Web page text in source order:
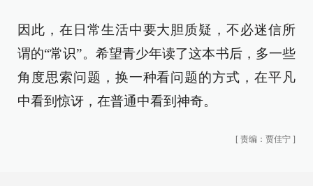
因此，在日常生活中要大胆质疑，不必迷信所
谓的“常识”。希望青少年读了这本书后，多一些
角度思索问题，换一种看问题的方式，在平凡
中看到惊讶，在普通中看到神奇。
[ 责编：贾佳宁 ]